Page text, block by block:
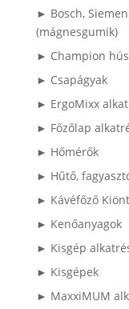
► Bosch,
(mágnesgumik)
► Champion
► Csapágyak
► ErgoMixx
► Főzőlap
► Hőmérők
► Hűtő,
► Kávéfőző
► Kenőanyagok
► Kisgép
► Kisgépek
► MaxxiMUM